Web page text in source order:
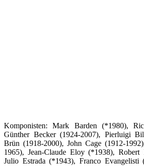
Komponisten: Mark Barden (*1980),
Günther Becker (1924-2007), Pierluigi
Brün (1918-2000), John Cage (1912-
1965), Jean-Claude Eloy (*1938), Robert
Julio Estrada (*1943), Franco Evangelisti